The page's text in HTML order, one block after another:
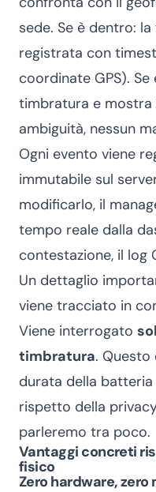
sede. Se è dentro:
registrata con
coordinate GPS).
timbratura e mostra
ambiguità, nessun
Ogni evento viene
immutabile sul
modificarlo, il
tempo reale dalla
contestazione, il log
Un dettaglio
viene tracciato in
Viene interrogato
timbratura. Questo
durata della
rispetto della
parleremo tra poco.
Vantaggi concreti
fisico
Zero hardware, zero